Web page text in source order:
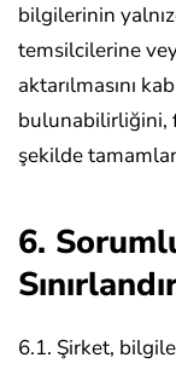
bilgilerinin
temsilcilerine
aktarılmasını
bulunabilirliğini,
şekilde
6.
6.1. Şirket,